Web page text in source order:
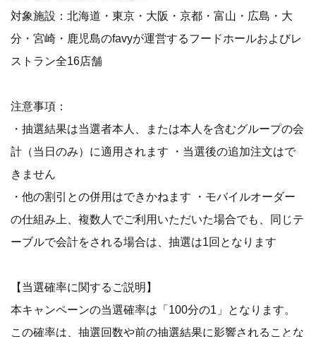
対象施設：北海道・東京・大阪・京都・富山・広島・大
分・宮崎・鹿児島のfavyが運営するフードホールおよびレ
ストラン全16店舗
注意事項：
・抽選結果は当選者本人、または本人を含むグループの会
計（当日のみ）に適用されます ・当選後の追加注文はで
きません
・他の割引との併用はできかねます ・モバイルオーダー
の仕組み上、複数人でご利用いただいた場合でも、同じテ
ーブルで会計をされる場合は、抽選は1回となります
【当選確率に関するご説明】
本キャンペーンの当選確率は「100分の1」となります。
この確率は、抽選回数や前の抽選結果に影響されることな